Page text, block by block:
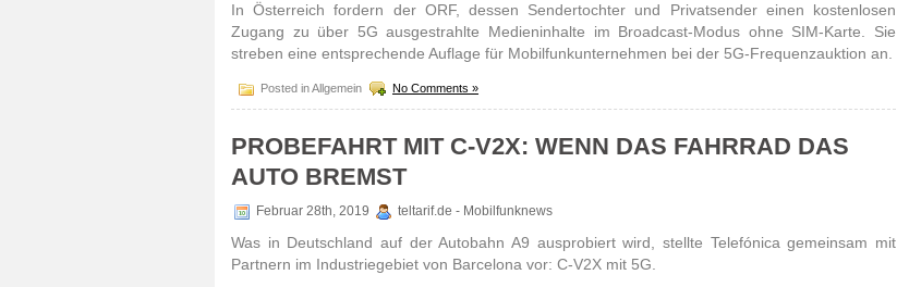
In Österreich fordern der ORF, dessen Sendertochter und Privatsender einen kostenlosen
Zugang zu über 5G ausgestrahlte Medieninhalte im Broadcast-Modus ohne SIM-Karte. Sie
streben eine entsprechende Auflage für Mobilfunkunternehmen bei der 5G-Frequenzauktion an.
Posted in Allgemein No Comments »
PROBEFAHRT MIT C-V2X: WENN DAS FAHRRAD DAS
AUTO BREMST
Februar 28th, 2019 teltarif.de - Mobilfunknews
Was in Deutschland auf der Autobahn A9 ausprobiert wird, stellte Telefónica gemeinsam mit
Partnern im Industriegebiet von Barcelona vor: C-V2X mit 5G.